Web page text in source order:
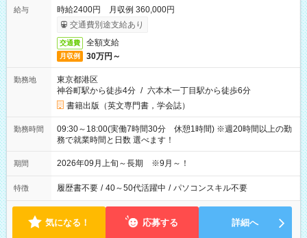
給与
時給2400円 月収例 360,000円
交通費別途支給あり
交通費 全額支給
月収例 30万円～
勤務地
東京都港区
神谷町駅から徒歩4分 / 六本木一丁目駅から徒歩6分
書籍出版（英文専門書，学会誌）
勤務時間
09:30～18:00(実働7時間30分 休憩1時間) ※週20時間以上の勤
務で就業時間と日数 選べます！
期間 2026年09月上旬～長期 ※9月～！
特徴 履歴書不要 / 40～50代活躍中 / パソコンスキル不要
気になる！ 応募する 詳細へ